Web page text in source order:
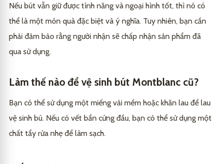
Nếu bút vẫn giữ được tính năng và ngoại hình tốt, thì nó có
thể là một món quà đặc biệt và ý nghĩa. Tuy nhiên, bạn cần
phải đảm bảo rằng người nhận sẽ chấp nhận sản phẩm đã
qua sử dụng.
Làm thế nào để vệ sinh bút Montblanc cũ?
Bạn có thể sử dụng một miếng vải mềm hoặc khăn lau để lau
vệ sinh bú. Nếu có vết bẩn cứng đầu, bạn có thể sử dụng một
chất tẩy rửa nhẹ để làm sạch.